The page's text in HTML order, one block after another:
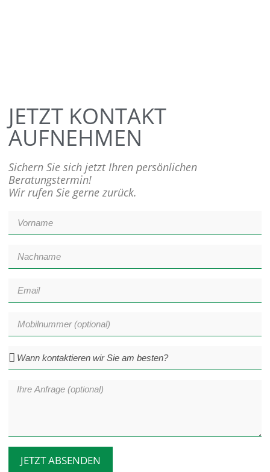
JETZT KONTAKT
AUFNEHMEN
Sichern Sie sich jetzt Ihren persönlichen
Beratungstermin!
Wir rufen Sie gerne zurück.
JETZT ABSENDEN